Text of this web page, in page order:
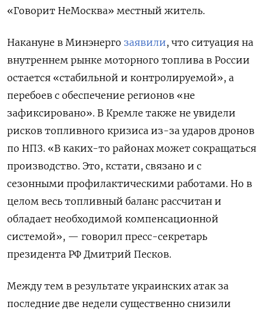
«Говорит НеМосква» местный житель.
Накануне в Минэнерго заявили, что ситуация на
внутреннем рынке моторного топлива в России
остается «стабильной и контролируемой», а
перебоев с обеспечение регионов «не
зафиксировано». В Кремле также не увидели
рисков топливного кризиса из-за ударов дронов
по НПЗ. «В каких-то районах может сокращаться
производство. Это, кстати, связано и с
сезонными профилактическими работами. Но в
целом весь топливный баланс рассчитан и
обладает необходимой компенсационной
системой», — говорил пресс-секретарь
президента РФ Дмитрий Песков.
Между тем в результате украинских атак за
последние две недели существенно снизили